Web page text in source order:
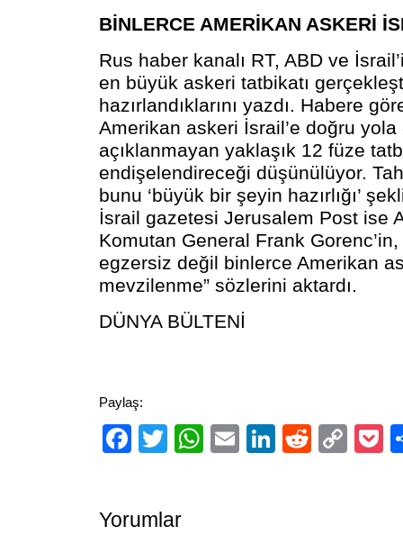
BİNLERCE AMERİKAN ASKERİ
Rus haber kanalı RT, ABD ve
en büyük askeri tatbikatı
hazırlandıklarını yazdı. Habere
Amerikan askeri İsrail’e doğru yola
açıklanmayan yaklaşık 12 füze
endişelendireceği düşünülüyor.
bunu ‘büyük bir şeyin hazırlığı’
İsrail gazetesi Jerusalem Post ise
Komutan General Frank Gorenc’in,
egzersiz değil binlerce Amerikan
mevzilenme” sözlerini aktardı.
DÜNYA BÜLTENİ
Paylaş:
Facebook
TwitterWhatsApp
EmailLinkedIn
Reddit
Yorumlar